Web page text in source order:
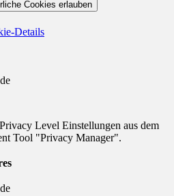
Details
Level Einstellungen aus dem
Tool "Privacy Manager".